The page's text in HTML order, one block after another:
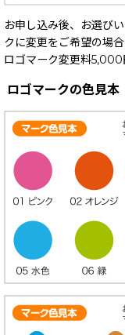
お申し込み後、お選び
クに変更をご希望の場
ロゴマーク変更料5,000
ロゴマークの色見本